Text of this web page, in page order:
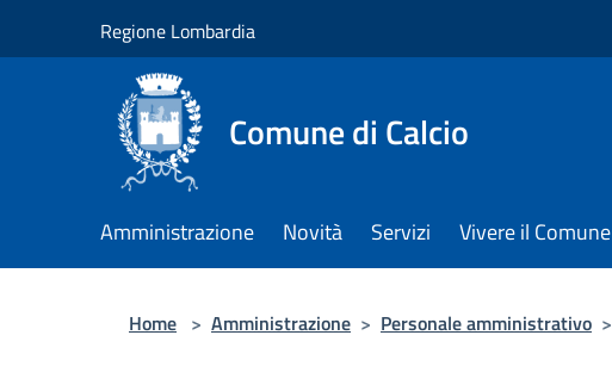
Regione Lombardia
Comune di Calcio
Amministrazione Novità Servizi Vivere il Comune
Home > Amministrazione > Personale amministrativo >